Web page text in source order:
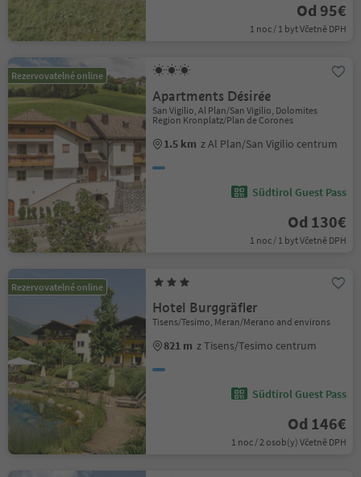
Od 95€
1 noc / 1 byt Včetně DPH
Rezervovatelné online
Apartments Désirée
San Vigilio, Al Plan/San Vigilio, Dolomites
Region Kronplatz/Plan de Corones
1.5 km z Al Plan/San Vigilio centrum
Südtirol Guest Pass
Od 130€
1 noc / 1 byt Včetně DPH
Rezervovatelné online
Hotel Burggräfler
Tisens/Tesimo, Meran/Merano and environs
821 m z Tisens/Tesimo centrum
Südtirol Guest Pass
Od 146€
1 noc / 2 osob(y) Včetně DPH